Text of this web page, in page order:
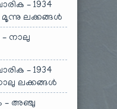
– 1934
ലക്കങ്ങൾ
– നാലു
– 1934
ലക്കങ്ങൾ
– അഞ്ചു